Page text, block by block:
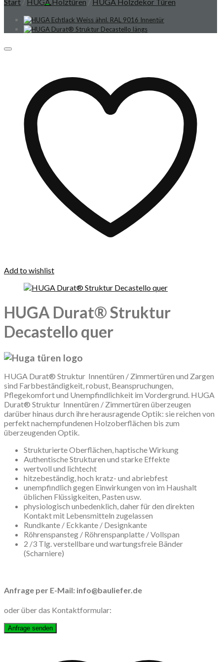
Add to wishlist
HUGA Durat® Struktur
Decastello quer
HUGA Durat® Struktur Innentüren / Zimmertüren und Zargen
sind Farbbeständigkeit, robust, Beanspruchungen,
Pflegekomfort und Unempfindlichkeit im Vordergrund. HUGA
Durat® Struktur Innentüren / Zimmertüren überzeugen
darüber hinaus durch ihre herausragende Optik: sie reichen von
perfekt nachempfundenen Holzoberflächen bis zum
überzeugenden Optik.
Strukturierte Oberflächen, haptische Wirkung
Authentische Strukturen und starke Effekte
wertvoll und lichtecht
hitzebeständig, hoch kratz- und abriebfest
unempfindlich gegen Einwirkungen von im Haushalt
üblichen Flüssigkeiten, Pasten usw.
physiologisch unbedenklich, daher für den direkten
Kontakt mit Lebensmitteln zugelassen
Rundkante / Eckkante / Designkante
Röhrenspansteg / Röhrenspanplatte / Vollspan
2 /3 Tlg. verstellbare und wartungsfreie Bänder
(Scharniere)
Anfrage per E-Mail: info@bauliefer.de
oder über das Kontaktformular: